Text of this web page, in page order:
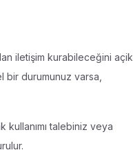
iletişim kurabileceğini açik
bir durumunuz varsa,
talebiniz veya